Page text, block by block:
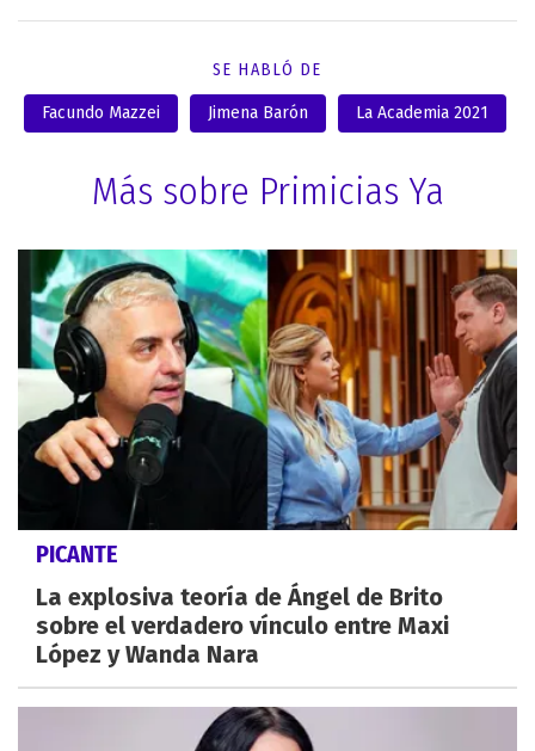
SE HABLÓ DE
Facundo Mazzei Jimena Barón La Academia 2021
Más sobre Primicias Ya
PICANTE
La explosiva teoría de Ángel de Brito
sobre el verdadero vínculo entre Maxi
López y Wanda Nara